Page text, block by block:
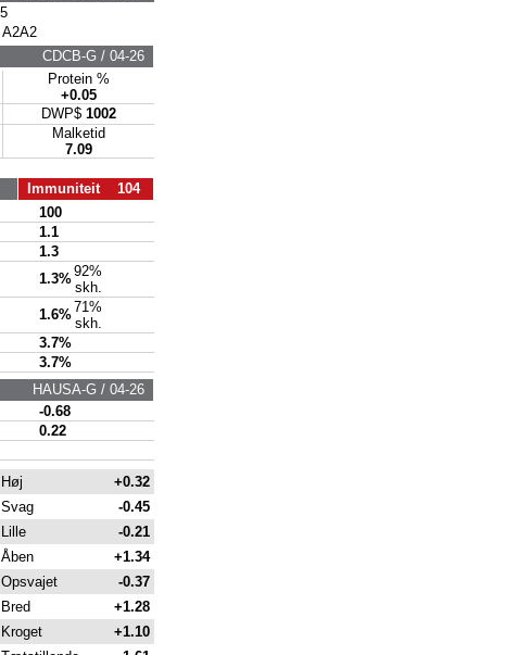
CDCB-G / 04-26
Protein %
+0.05
DWP$ 1002
Malketid
7.09
Immuniteit 104
100
1.1
1.3
1.3%92%
skh.
1.6%71%
skh.
3.7%
3.7%
HAUSA-G / 04-26
-0.68
0.22
Høj
+0.32
Svag
-0.45
Lille
-0.21
Åben
+1.34
Opsvajet
-0.37
Bred
+1.28
Kroget
+1.10